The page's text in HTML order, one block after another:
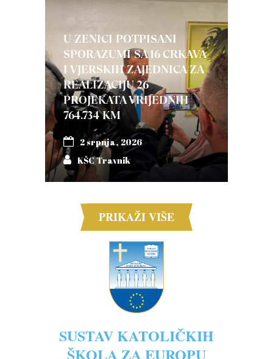
U ZENICI POTPISANI
SPORAZUMI SA 16 CRKAVA
I VJERSKIH ZAJEDNICA ZA
REALIZACIJU 26
PROJEKATA VRIJEDNIH
764.734 KM
2 srpnja, 2026
KŠC Travnik
PRIKAŽI VIŠE
SUSTAV KATOLIČKIH
ŠKOLA ZA EUROPU